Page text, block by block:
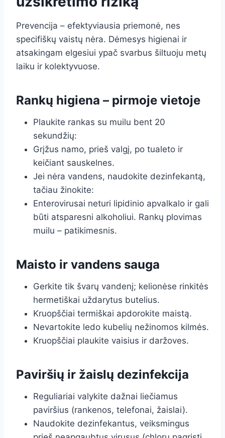
Prevencija – efektyviausia priemonė, nes
specifiškų vaistų nėra. Dėmesys higienai ir
atsakingam elgesiui ypač svarbus šiltuoju metų
laiku ir kolektyvuose.
Rankų higiena – pirmoje vietoje
Plaukite rankas su muilu bent 20
sekundžių:
Grįžus namo, prieš valgį, po tualeto ir
keičiant sauskelnes.
Jei nėra vandens, naudokite dezinfekantą,
tačiau žinokite:
Enterovirusai neturi lipidinio apvalkalo ir gali
būti atsparesni alkoholiui. Rankų plovimas
muilu – patikimesnis.
Maisto ir vandens sauga
Gerkite tik švarų vandenį; kelionėse rinkitės
hermetiškai uždarytus butelius.
Kruopščiai termiškai apdorokite maistą.
Nevartokite ledo kubelių nežinomos kilmės.
Kruopščiai plaukite vaisius ir daržoves.
Paviršių ir žaislų dezinfekcija
Reguliariai valykite dažnai liečiamus
paviršius (rankenos, telefonai, žaislai).
Naudokite dezinfekantus, veiksmingus